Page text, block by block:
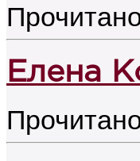
Елена